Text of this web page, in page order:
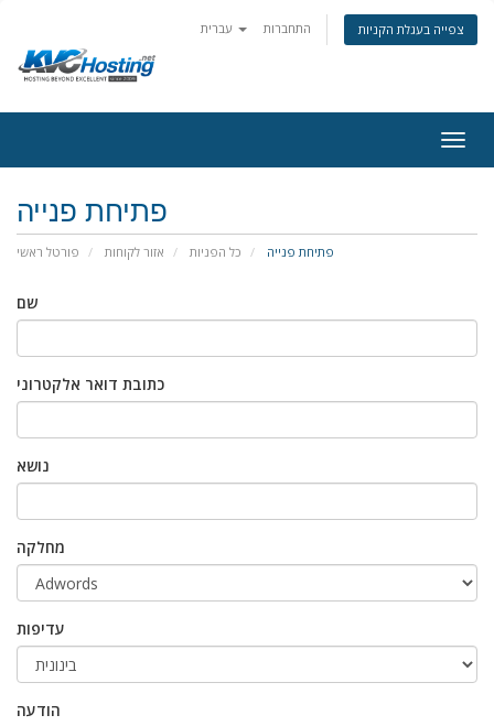
התחברות צפייה בעגלת הקניות
פתיחת פנייה
פורטל ראשי אזור לקוחות כל הפניות פתיחת פנייה
שם
כתובת דואר אלקטרוני
נושא
מחלקה
עדיפות
הודעה